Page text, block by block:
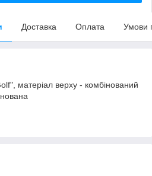
Доставка Оплата Умови
матеріал верху - комбінований